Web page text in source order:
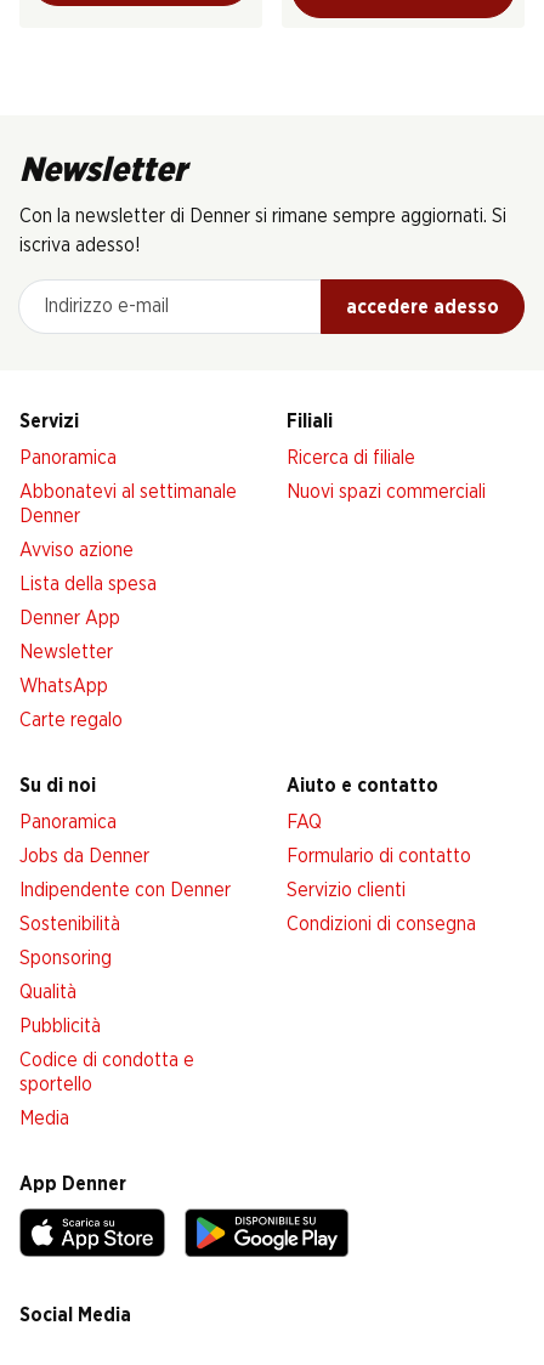
Newsletter
Con la newsletter di Denner si rimane sempre aggiornati. Si
iscriva adesso!
Indirizzo e-mail
accedere adesso
Servizi
Panoramica
Abbonatevi al settimanale
Denner
Avviso azione
Lista della spesa
Denner App
Newsletter
WhatsApp
Carte regalo
Filiali
Ricerca di filiale
Nuovi spazi commerciali
Su di noi
Panoramica
Jobs da Denner
Indipendente con Denner
Sostenibilità
Sponsoring
Qualità
Pubblicità
Codice di condotta e
sportello
Media
Aiuto e contatto
FAQ
Formulario di contatto
Servizio clienti
Condizioni di consegna
App Denner
Social Media